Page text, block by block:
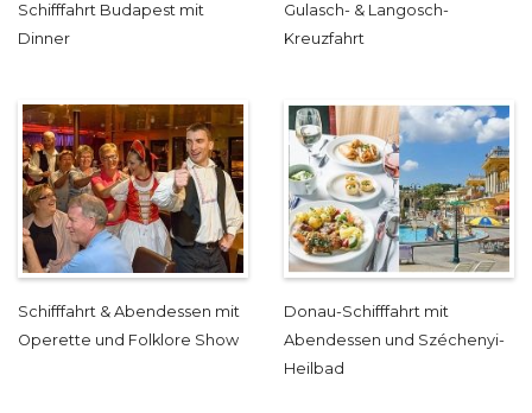
Schifffahrt Budapest mit
Dinner
Gulasch- & Langosch-
Kreuzfahrt
Schifffahrt & Abendessen mit
Operette und Folklore Show
Donau-Schifffahrt mit
Abendessen und Széchenyi-
Heilbad